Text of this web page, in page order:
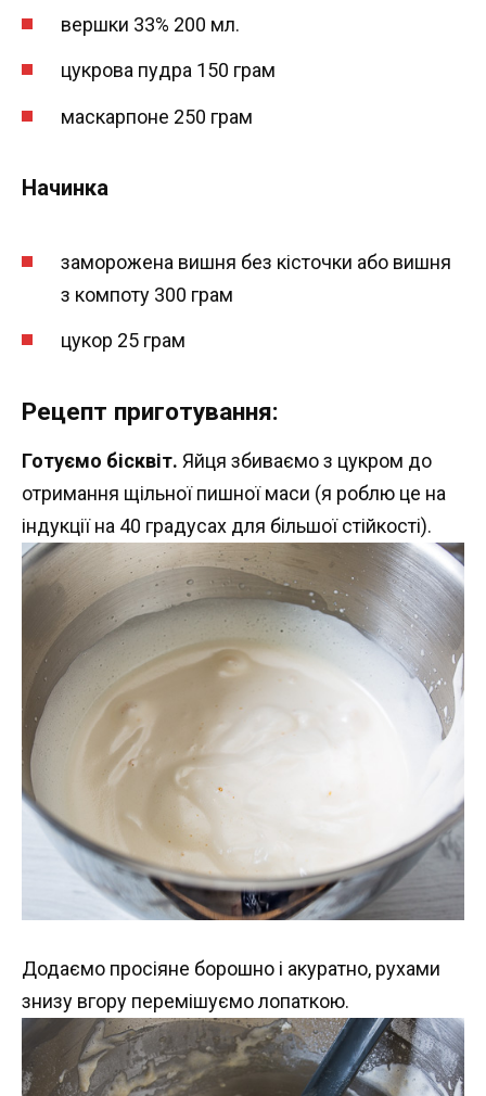
вершки 33% 200 мл.
цукрова пудра 150 грам
маскарпоне 250 грам
Начинка
заморожена вишня без кісточки або вишня
з компоту 300 грам
цукор 25 грам
Рецепт приготування:
Готуємо бісквіт. Яйця збиваємо з цукром до
отримання щільної пишної маси (я роблю це на
індукції на 40 градусах для більшої стійкості).
Додаємо просіяне борошно і акуратно, рухами
знизу вгору перемішуємо лопаткою.